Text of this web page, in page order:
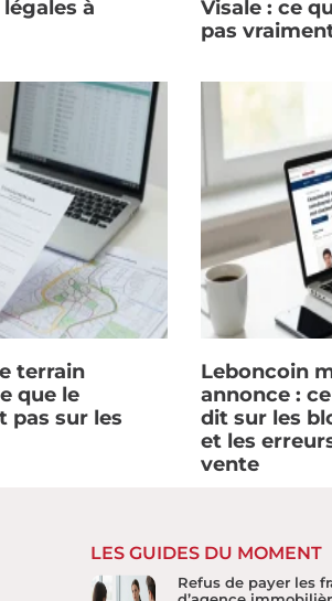
à
Visale : ce
pas
terrain
que le
pas sur les
Leboncoin
annonce :
dit sur les
et les
vente
LES GUIDES DU MOMENT
Refus de payer les